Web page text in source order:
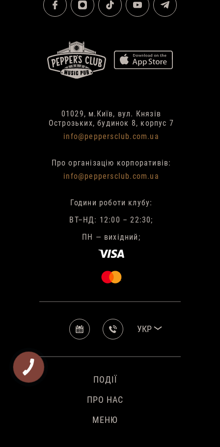
01029, м.Київ, вул. Князів
Острозьких, будинок 8, корпус 7
info@peppersclub.com.ua
Про організацію корпоративів:
info@peppersclub.com.ua
Години роботи клубу:
ВТ–НД: 12:00 – 22:30;
ПН — вихідний;
УКР
ПОДІЇ
ПРО НАС
МЕНЮ